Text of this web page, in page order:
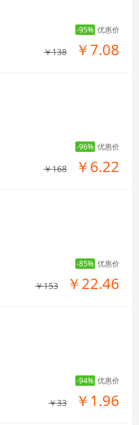
-95% 优惠价
￥138 ￥7.08
-96% 优惠价
￥168 ￥6.22
-85% 优惠价
￥153 ￥22.46
-94% 优惠价
￥33 ￥1.96